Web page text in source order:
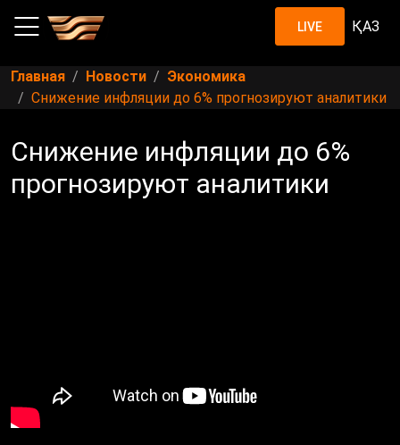
LIVE ҚАЗ
Главная Новости
Экономика
Снижение инфляции до 6% прогнозируют аналитики
Снижение инфляции до 6%
прогнозируют аналитики